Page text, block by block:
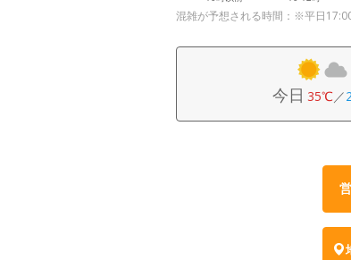
混雑が予想される時間：※平日
今日 35℃／